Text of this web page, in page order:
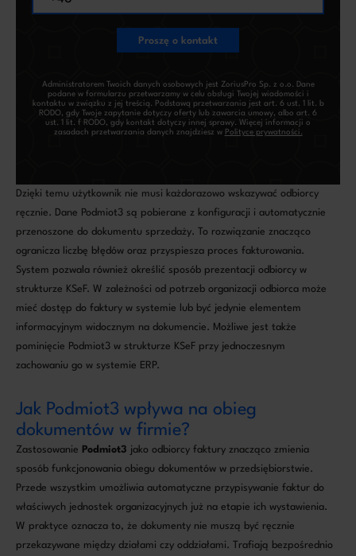
Proszę o kontakt
Administratorem Twoich danych osobowych jest ZoriusPro Sp. z o.o. Dane
podane w formularzu przetwarzamy w celu obsługi Twojej wiadomości i
kontaktu w związku z jej treścią. Podstawą przetwarzania jest art. 6 ust. 1 lit. b
RODO, gdy Twoje zapytanie dotyczy oferty lub zawarcia umowy, albo art. 6
ust. 1 lit. f RODO, gdy kontakt dotyczy innej sprawy. Więcej informacji o
zasadach przetwarzania danych znajdziesz w Polityce prywatności.
Dzięki temu użytkownik nie musi każdorazowo wskazywać odbiorcy
ręcznie. Dane Podmiot3 są pobierane z konfiguracji i automatycznie
przenoszone do dokumentu sprzedaży. To rozwiązanie znacząco
ogranicza liczbę błędów oraz przyspiesza proces fakturowania.
System pozwala również określić sposób prezentacji odbiorcy w
strukturze KSeF. W zależności od potrzeb organizacji odbiorca może
mieć dostęp do faktury w systemie lub być jedynie elementem
informacyjnym widocznym na dokumencie. Możliwe jest także
pominięcie Podmiot3 w strukturze KSeF przy jednoczesnym
zachowaniu go w systemie ERP.
Jak Podmiot3 wpływa na obieg
dokumentów w firmie?
Zastosowanie Podmiot3 jako odbiorcy faktury znacząco zmienia
sposób funkcjonowania obiegu dokumentów w przedsiębiorstwie.
Przede wszystkim umożliwia automatyczne przypisywanie faktur do
właściwych jednostek organizacyjnych już na etapie ich wystawienia.
W praktyce oznacza to, że dokumenty nie muszą być ręcznie
przekazywane między działami czy oddziałami. Trafiają bezpośrednio